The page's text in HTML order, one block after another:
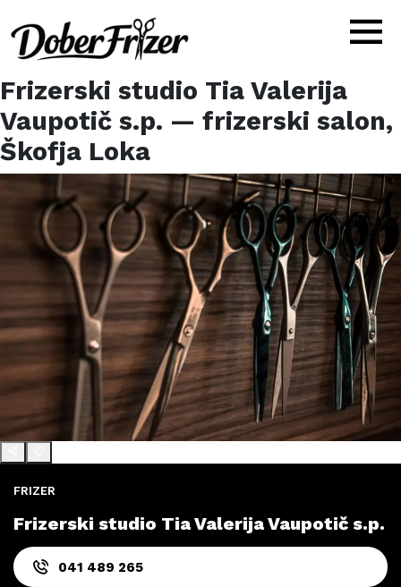
Frizerski studio Tia Valerija
Vaupotič s.p. — frizerski salon,
Škofja Loka
FRIZER
Frizerski studio Tia Valerija Vaupotič s.p.
041 489 265